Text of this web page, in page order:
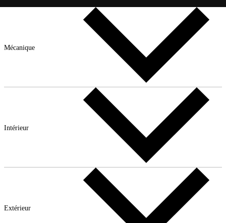
Mécanique
Intérieur
Extérieur